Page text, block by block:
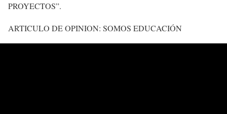
PROYECTOS”.
ARTICULO DE OPINION: SOMOS EDUCACIÓN